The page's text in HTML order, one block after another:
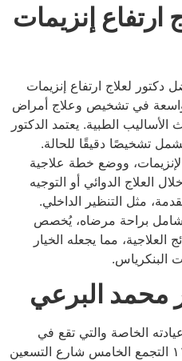
ارتفاع إنزيمات
دكتور لعلاج ارتفاع إنزيمات
في تشخيص وعلاج أمراض
الطبية. يعتمد الدكتور
تشخيصًا دقيقًا للحالة.
ووضع خطة علاجية
الدوائي أو التوجيه
مثل التنظير الداخلي.
براحة مرضاه، يُخصص
مما يجعله الخيار
البنكرياس.
محمد البرعي
الخاصة والتي تقع في
ميديكال بارك بريميير – عيادة ١١١ التجمع الخامس شارع التسعين